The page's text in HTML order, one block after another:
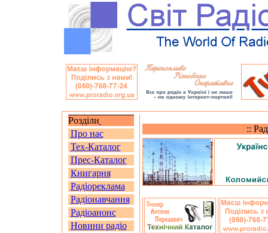
Розділи
Про нас
Тех-Каталог
Прес-Каталог
Книгарня
Радіореклама
Радіонавчання
Радіоанонс
Новини радіо
::